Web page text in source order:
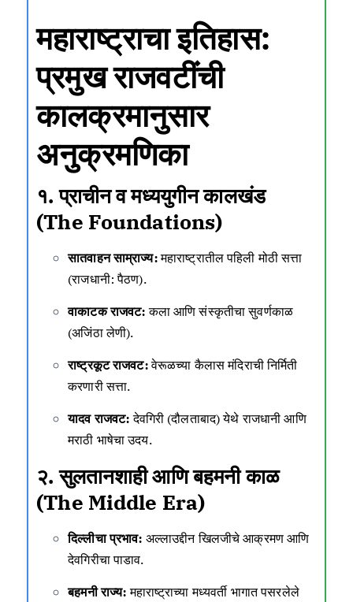
महाराष्ट्राचा इतिहास:
प्रमुख राजवटींची
कालक्रमानुसार
अनुक्रमणिका
१. प्राचीन व मध्ययुगीन कालखंड
(The Foundations)
सातवाहन साम्राज्य:महाराष्ट्रातील पहिली मोठी सत्ता
(राजधानी: पैठण).
वाकाटक राजवट:कला आणि संस्कृतीचा सुवर्णकाळ
(अजिंठा लेणी).
राष्ट्रकूट राजवट:वेरूळच्या कैलास मंदिराची निर्मिती
करणारी सत्ता.
यादव राजवट:देवगिरी (दौलताबाद) येथे राजधानी आणि
मराठी भाषेचा उदय.
२. सुलतानशाही आणि बहमनी काळ
(The Middle Era)
दिल्लीचा प्रभाव: अल्लाउद्दीन खिलजीचे आक्रमण आणि
देवगिरीचा पाडाव.
बहमनी राज्य:महाराष्ट्राच्या मध्यवर्ती भागात पसरलेले